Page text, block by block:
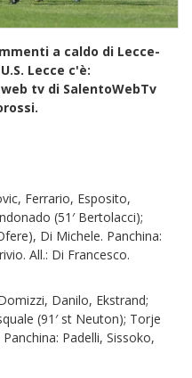
a caldo di Lecce-
Lecce c'è:
tv di SalentoWebTv
Ferrario, Esposito,
(51′ Bertolacci);
Di Michele. Panchina:
All.: Di Francesco.
Danilo, Ekstrand;
(91′ st Neuton); Torje
Padelli, Sissoko,